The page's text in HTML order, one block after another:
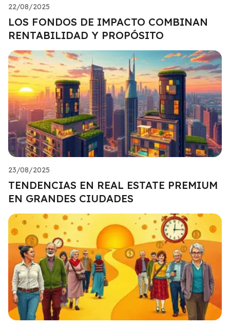
22/08/2025
LOS FONDOS DE IMPACTO COMBINAN
RENTABILIDAD Y PROPÓSITO
23/08/2025
TENDENCIAS EN REAL ESTATE PREMIUM
EN GRANDES CIUDADES